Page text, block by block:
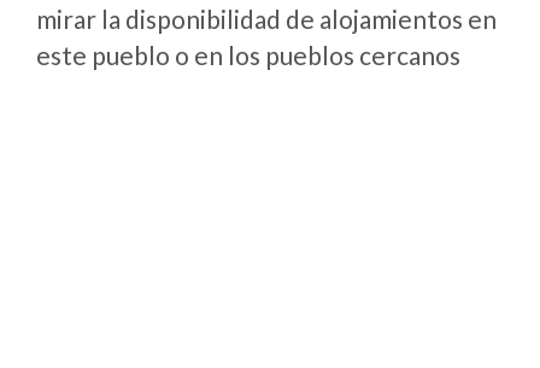
mirar la disponibilidad de alojamientos en
este pueblo o en los pueblos cercanos